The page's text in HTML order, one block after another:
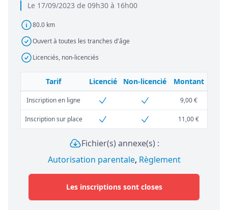
Le 17/09/2023 de 09h30 à 16h00
80.0 km
Ouvert à toutes les tranches d'âge
Licenciés, non-licenciés
Tarif Licencié Non-licencié Montant
Inscription en ligne 9,00 €
Inscription sur place 11,00 €
Fichier(s) annexe(s) :
Autorisation parentale, Règlement
Les inscriptions sont closes